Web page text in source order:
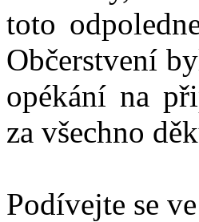
toto
Občerstvení
opékání na
za všechno
Podívejte se